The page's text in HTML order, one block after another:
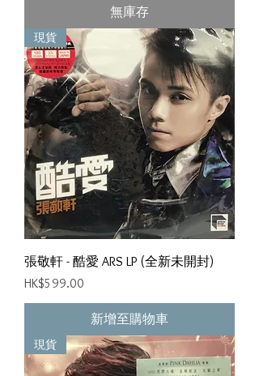
無庫存
現貨
張敬軒 - 酷愛 ARS LP (全新未開封)
價格
HK$599.00
新增至購物車
現貨